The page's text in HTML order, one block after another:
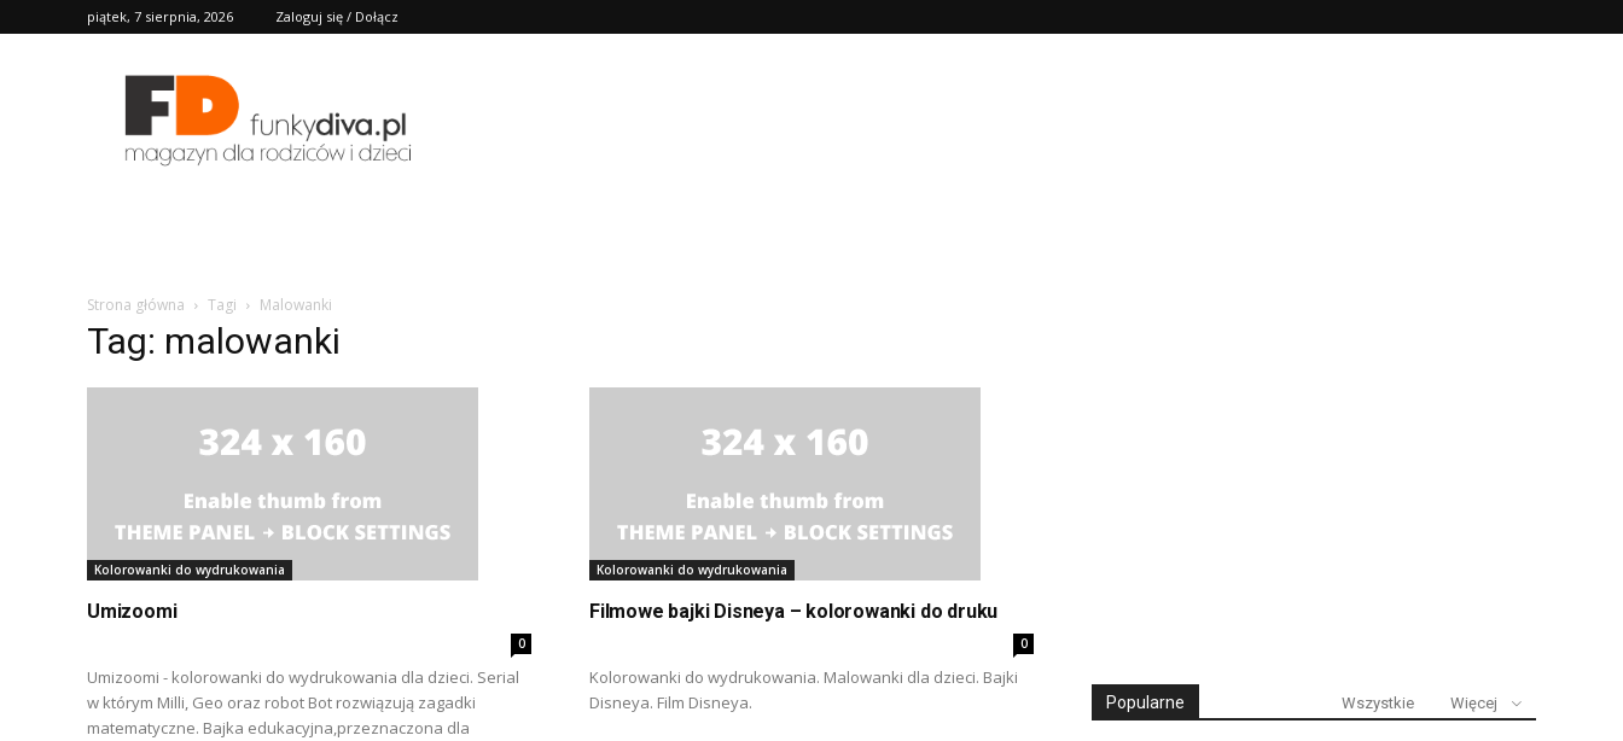
piątek, 7 sierpnia, 2026 Zaloguj się / Dołącz
FD
Strona główna Tagi Malowanki
Tag: malowanki
Kolorowanki do wydrukowania
Umizoomi
0
Umizoomi - kolorowanki do wydrukowania dla dzieci. Serial
w którym Milli, Geo oraz robot Bot rozwiązują zagadki
matematyczne. Bajka edukacyjna,przeznaczona dla
Kolorowanki do wydrukowania
Filmowe bajki Disneya – kolorowanki do druku
0
Kolorowanki do wydrukowania. Malowanki dla dzieci. Bajki
Disneya. Film Disneya.
Popularne Wszystkie Więcej